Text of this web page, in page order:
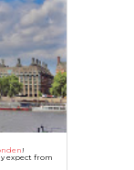
!
expect from